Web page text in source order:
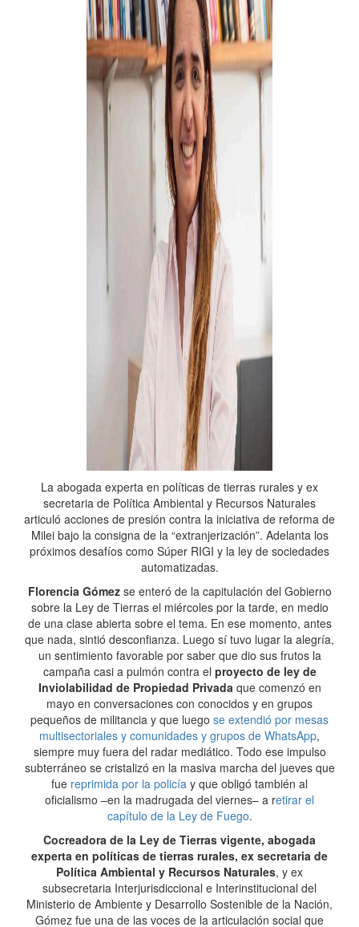
La abogada experta en políticas de tierras rurales y ex
secretaria de Política Ambiental y Recursos Naturales
articuló acciones de presión contra la iniciativa de reforma de
Milei bajo la consigna de la “extranjerización”. Adelanta los
próximos desafíos como Súper RIGI y la ley de sociedades
automatizadas.
Florencia Gómezse enteró de la capitulación del Gobierno
sobre la Ley de Tierras el miércoles por la tarde, en medio
de una clase abierta sobre el tema. En ese momento, antes
que nada, sintió desconfianza. Luego sí tuvo lugar la alegría,
un sentimiento favorable por saber que dio sus frutos la
campaña casi a pulmón contra el proyecto de ley de
Inviolabilidad de Propiedad Privadaque comenzó en
mayo en conversaciones con conocidos y en grupos
pequeños de militancia y que luego se extendió por mesas
multisectoriales y comunidades y grupos de WhatsApp,
siempre muy fuera del radar mediático. Todo ese impulso
subterráneo se cristalizó en la masiva marcha del jueves que
fue reprimida por la policía y que obligó también al
oficialismo –en la madrugada del viernes– a retirar el
capítulo de la Ley de Fuego.
Cocreadora de la Ley de Tierras vigente, abogada
experta en políticas de tierras rurales, ex secretaria de
Política Ambiental y Recursos Naturales, y ex
subsecretaria Interjurisdiccional e Interinstitucional del
Ministerio de Ambiente y Desarrollo Sostenible de la Nación,
Gómez fue una de las voces de la articulación social que